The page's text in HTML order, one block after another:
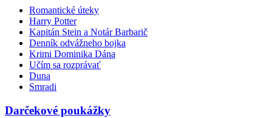
Romantické úteky
Harry Potter
Kapitán Stein a Notár Barbarič
Denník odvážneho bojka
Krimi Dominika Dána
Učím sa rozprávať
Duna
Smradi
Darčekové poukážky